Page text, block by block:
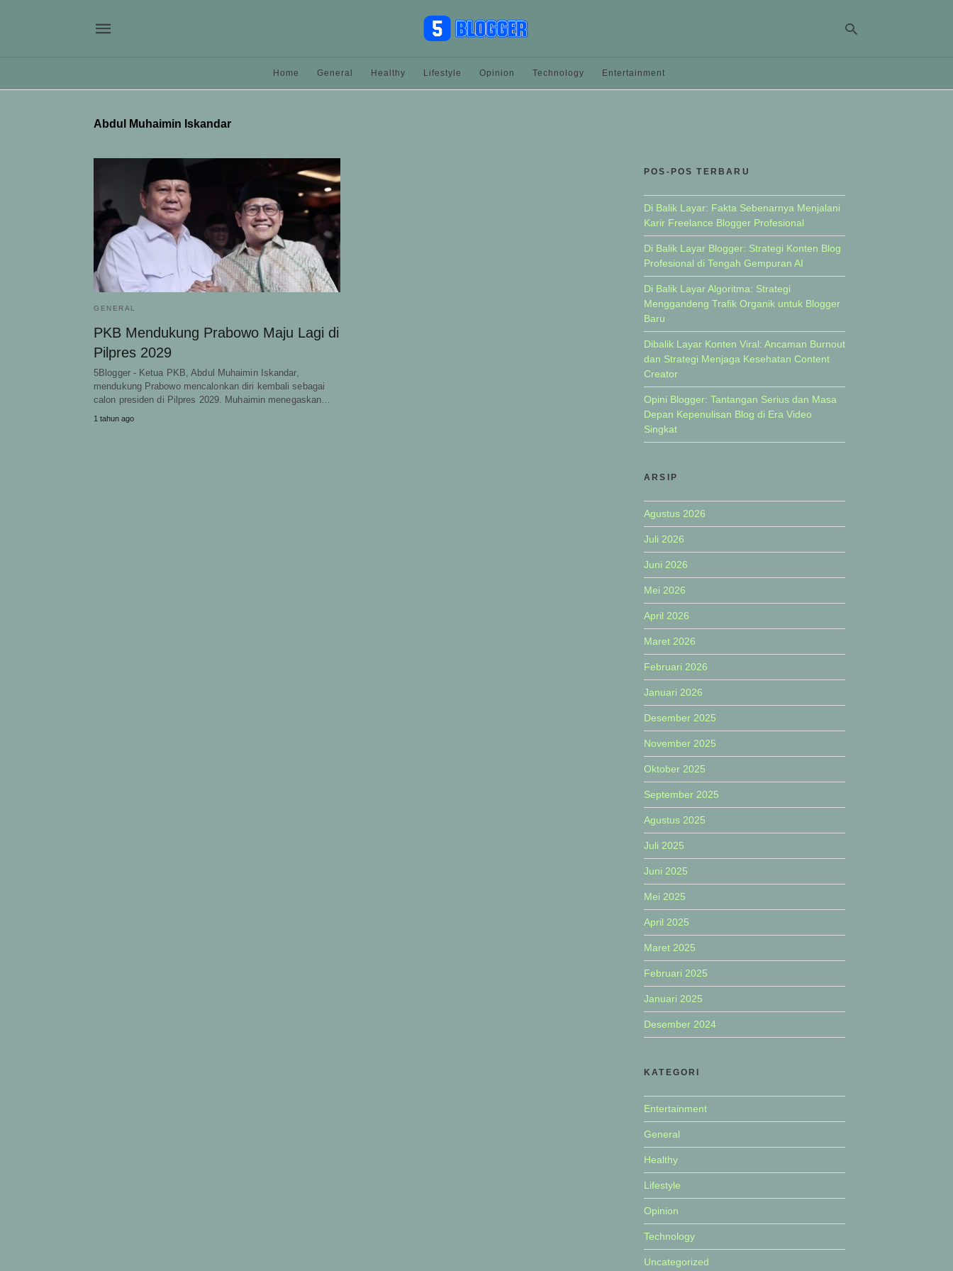
Home General Healthy Lifestyle Opinion Technology Entertainment
Abdul Muhaimin Iskandar
GENERAL
PKB Mendukung Prabowo Maju Lagi di
Pilpres 2029
5Blogger - Ketua PKB, Abdul Muhaimin Iskandar,
mendukung Prabowo mencalonkan diri kembali sebagai
calon presiden di Pilpres 2029. Muhaimin menegaskan…
1 tahun ago
POS-POS TERBARU
Di Balik Layar: Fakta Sebenarnya Menjalani
Karir Freelance Blogger Profesional
Di Balik Layar Blogger: Strategi Konten Blog
Profesional di Tengah Gempuran AI
Di Balik Layar Algoritma: Strategi
Menggandeng Trafik Organik untuk Blogger
Baru
Dibalik Layar Konten Viral: Ancaman Burnout
dan Strategi Menjaga Kesehatan Content
Creator
Opini Blogger: Tantangan Serius dan Masa
Depan Kepenulisan Blog di Era Video
Singkat
ARSIP
Agustus 2026
Juli 2026
Juni 2026
Mei 2026
April 2026
Maret 2026
Februari 2026
Januari 2026
Desember 2025
November 2025
Oktober 2025
September 2025
Agustus 2025
Juli 2025
Juni 2025
Mei 2025
April 2025
Maret 2025
Februari 2025
Januari 2025
Desember 2024
KATEGORI
Entertainment
General
Healthy
Lifestyle
Opinion
Technology
Uncategorized